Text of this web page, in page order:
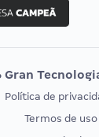
Gran
Política de
Termos de uso